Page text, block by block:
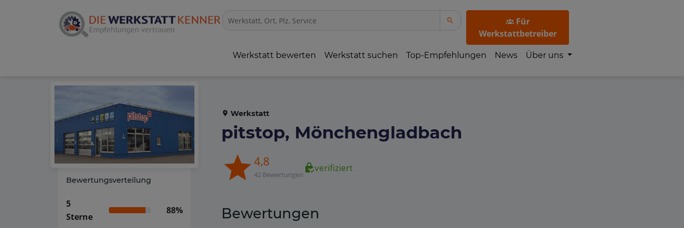
Für
Werkstattbetreiber
Werkstatt bewerten Werkstatt suchen Top-Empfehlungen News Über uns
Bewertungsverteilung
5
Sterne
88%
Werkstatt
pitstop, Mönchengladbach
4,8
42 Bewertungen
verifiziert
Bewertungen